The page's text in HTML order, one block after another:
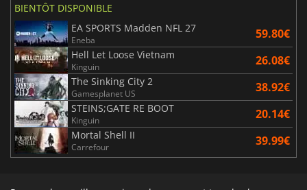
BIENTÔT DISPONIBLE
EA SPORTS Madden NFL 27
Eneba 59.80€
Hell Let Loose Vietnam
Kinguin 26.08€
The Sinking City 2
Gamesplanet US 38.92€
STEINS;GATE RE BOOT
Kinguin 20.14€
Mortal Shell II
Carrefour 39.99€